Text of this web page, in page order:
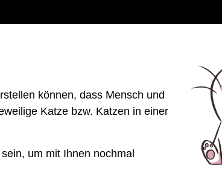
können, dass Mensch und
Katze bzw. Katzen in einer
um mit Ihnen nochmal